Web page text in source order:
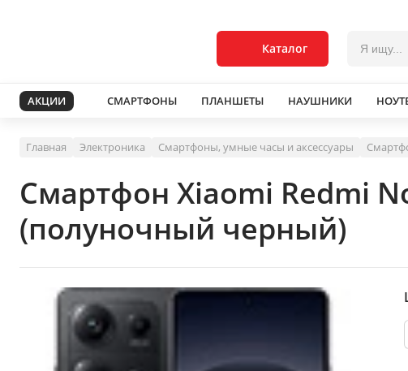
Каталог
АКЦИИ СМАРТФОНЫ ПЛАНШЕТЫ НАУШНИКИ
Главная Электроника Смартфоны, умные часы и аксессуары
Смартфон Xiaomi Redmi
(полуночный черный)